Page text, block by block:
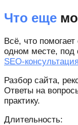
Что еще
Всё, что
одном месте, под
SEO-консультация
Разбор сайта,
Ответы на
практику.
Длительность: